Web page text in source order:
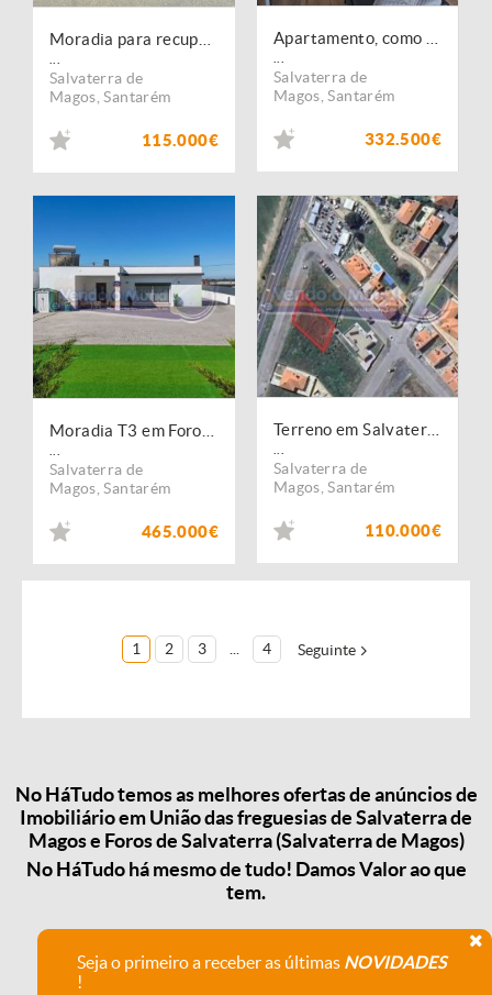
Salvaterra de
Magos ,Santarém
115.000€
Salvaterra de
Magos ,Santarém
332.500€
Salvaterra de
Magos ,Santarém
465.000€
Salvaterra de
Magos ,Santarém
110.000€
1 2 3 4 Seguinte
No HáTudo temos as melhores ofertas de anúncios de
Imobiliário em União das freguesias de Salvaterra de
Magos e Foros de Salvaterra (Salvaterra de Magos)
No HáTudo há mesmo de tudo! Damos Valor ao que
tem.
Seja o primeiro a receber as últimas NOVIDADES
!